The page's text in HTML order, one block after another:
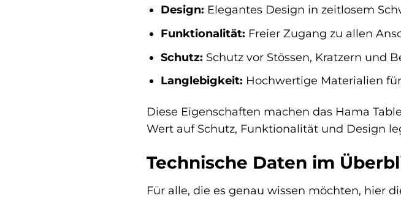
Design: Elegantes Design in zeitlosem
Funktionalität: Freier Zugang zu allen
Schutz: Schutz vor Stössen, Kratzern und
Langlebigkeit: Hochwertige Materialien
Diese Eigenschaften machen das Hama
Wert auf Schutz, Funktionalität und Design
Technische Daten im
Für alle, die es genau wissen möchten, hier